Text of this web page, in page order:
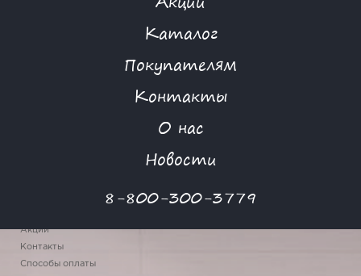
Каталог
Покупателям
Контакты
О нас
Новости
8-800-300-3779
КОМБИНЕЗОН
Акции
Контакты
Способы оплаты